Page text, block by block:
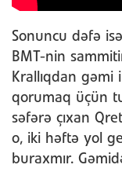
Sonuncu dəfə
BMT-nin
Krallıqdan
qorumaq üçün
səfərə çıxan
o, iki həftə yol
buraxmır.